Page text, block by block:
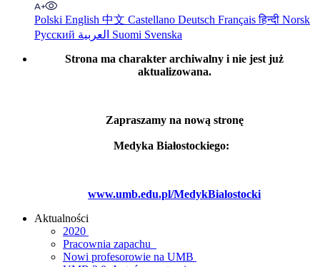
Polski English 中文 Castellano Deutsch Françaisहिन्दी Norsk
Русский
Suomi Svenska
Strona ma charakter archiwalny i nie jest już
aktualizowana.
Zapraszamy na nową stronę
Medyka Białostockiego:
www.umb.edu.pl/MedykBialostocki
Aktualności
2020
Pracownia zapachu
Nowi profesorowie na UMB